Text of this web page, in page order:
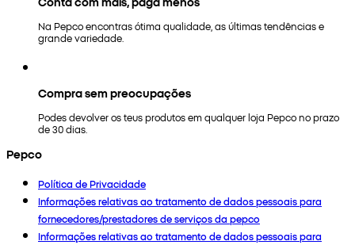
Na Pepco encontras ótima qualidade, as últimas tendências e
grande variedade.
Compra sem preocupações
Podes devolver os teus produtos em qualquer loja Pepco no prazo
de 30 dias.
Pepco
Política de Privacidade
Informações relativas ao tratamento de dados pessoais para
fornecedores/prestadores de serviços da pepco
Informações relativas ao tratamento de dados pessoais para